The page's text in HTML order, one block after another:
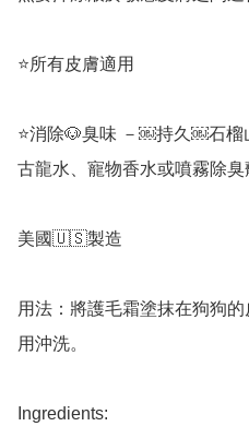
⭐️所有皮膚適用
⭐️消除🐶臭味 －￼持久￼石
古龍水、寵物香水或噴霧除臭
美國🇺🇸製造
用法：將護毛霜塗抹在狗狗
用沖洗。
Ingredients: